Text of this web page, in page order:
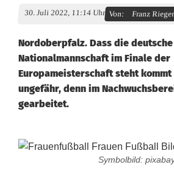
30. Juli 2022, 11:14 Uhr Von: Franz Rieger
Nordoberpfalz. Dass die deutsche
Nationalmannschaft im Finale der
Europameisterschaft steht kommt
ungefähr, denn im
gearbeitet.
D
Symbolbild: